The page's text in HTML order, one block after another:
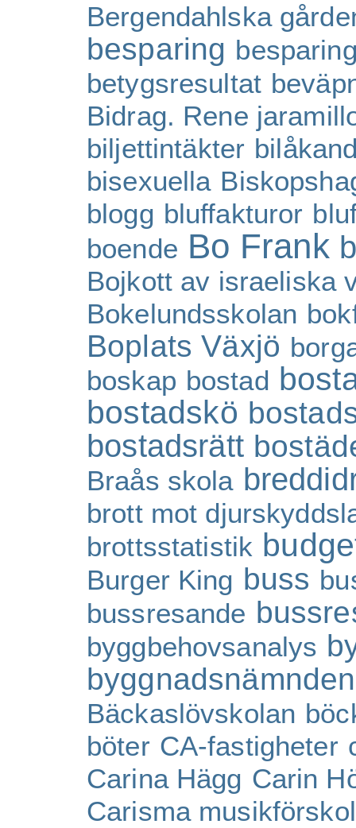
Bergendahlska
besparing
betygsresultat
Bidrag. Rene
biljettintäkter
bisexuella
blogg bluffakturor
boende Bo Frank
Bojkott av israeliska
Bokelundsskolan
Boplats Växjö
boskap bostad
bostadskö
bostadsrätt
Braås skola
brott mot
brottsstatistik
Burger King buss
bussresande
byggbehovsanalys
byggnadsnämnden
Bäckaslövskolan
böter CA-fastigheter
Carina Hägg Carin
Carisma